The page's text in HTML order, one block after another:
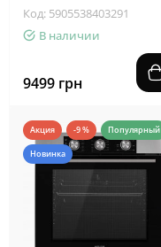
Код: 5905538403291
В наличии
9499 грн
Акция -9 % Популярный
Новинка